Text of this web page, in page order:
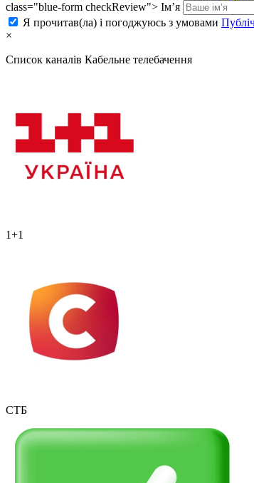
class="blue-form checkReview"> Ім’я
Я прочитав(ла) і погоджуюсь з умовами
×
Список каналів Кабельне телебачення
1+1
СТБ